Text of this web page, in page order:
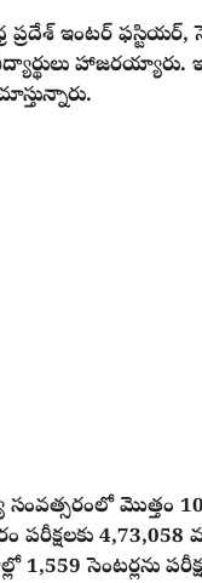
ఇంట‌ర్‌ ఫస్టియర్‌,
హాజరయ్యారు.
మొత్తం
పరీక్షలకు
1,559 సెంటర్లను